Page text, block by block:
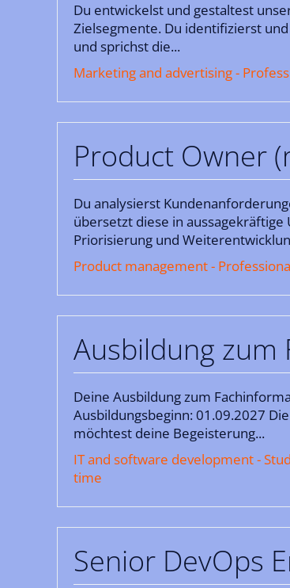
Du entwickelst und gestaltest
Zielsegmente. Du identifizierst
und sprichst die...
Marketing and advertising -
Product Owner
Du analysierst
übersetzt diese in
Priorisierung und
Product management -
Ausbildung
Deine Ausbildung zum
Ausbildungsbeginn: 01.09.2027
möchtest deine Begeisterung...
IT and software development -
time
Senior DevOps